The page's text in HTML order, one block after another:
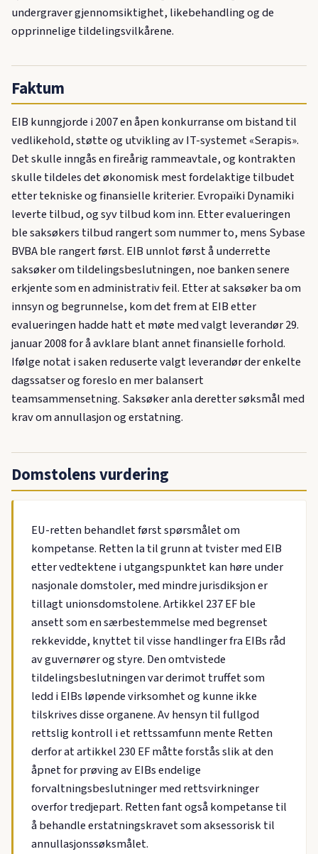
undergraver gjennomsiktighet, likebehandling og de
opprinnelige tildelingsvilkårene.
Faktum
EIB kunngjorde i 2007 en åpen konkurranse om bistand til
vedlikehold, støtte og utvikling av IT-systemet «Serapis».
Det skulle inngås en fireårig rammeavtale, og kontrakten
skulle tildeles det økonomisk mest fordelaktige tilbudet
etter tekniske og finansielle kriterier. Evropaïki Dynamiki
leverte tilbud, og syv tilbud kom inn. Etter evalueringen
ble saksøkers tilbud rangert som nummer to, mens Sybase
BVBA ble rangert først. EIB unnlot først å underrette
saksøker om tildelingsbeslutningen, noe banken senere
erkjente som en administrativ feil. Etter at saksøker ba om
innsyn og begrunnelse, kom det frem at EIB etter
evalueringen hadde hatt et møte med valgt leverandør 29.
januar 2008 for å avklare blant annet finansielle forhold.
Ifølge notat i saken reduserte valgt leverandør der enkelte
dagssatser og foreslo en mer balansert
teamsammensetning. Saksøker anla deretter søksmål med
krav om annullasjon og erstatning.
Domstolens vurdering
EU-retten behandlet først spørsmålet om
kompetanse. Retten la til grunn at tvister med EIB
etter vedtektene i utgangspunktet kan høre under
nasjonale domstoler, med mindre jurisdiksjon er
tillagt unionsdomstolene. Artikkel 237 EF ble
ansett som en særbestemmelse med begrenset
rekkevidde, knyttet til visse handlinger fra EIBs råd
av guvernører og styre. Den omtvistede
tildelingsbeslutningen var derimot truffet som
ledd i EIBs løpende virksomhet og kunne ikke
tilskrives disse organene. Av hensyn til fullgod
rettslig kontroll i et rettssamfunn mente Retten
derfor at artikkel 230 EF måtte forstås slik at den
åpnet for prøving av EIBs endelige
forvaltningsbeslutninger med rettsvirkninger
overfor tredjepart. Retten fant også kompetanse til
å behandle erstatningskravet som aksessorisk til
annullasjonssøksmålet.